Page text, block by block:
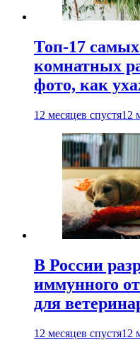
Топ-17
комнатных
фото, как
12 месяцев спустя12
В России
иммунного
для
12 месяцев спустя12